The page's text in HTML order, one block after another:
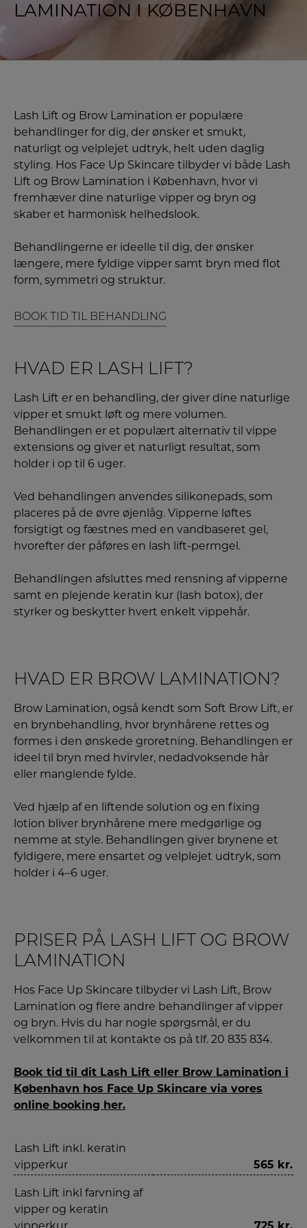
LAMINATION I KØBENHAVN
Lash Lift og Brow Lamination er populære
behandlinger for dig, der ønsker et smukt,
naturligt og velplejet udtryk, helt uden daglig
styling. Hos Face Up Skincare tilbyder vi både Lash
Lift og Brow Lamination i København, hvor vi
fremhæver dine naturlige vipper og bryn og
skaber et harmonisk helhedslook.
Behandlingerne er ideelle til dig, der ønsker
længere, mere fyldige vipper samt bryn med flot
form, symmetri og struktur.
BOOK TID TIL BEHANDLING
HVAD ER LASH LIFT?
Lash Lift er en behandling, der giver dine naturlige
vipper et smukt løft og mere volumen.
Behandlingen er et populært alternativ til vippe
extensions og giver et naturligt resultat, som
holder i op til 6 uger.
Ved behandlingen anvendes silikonepads, som
placeres på de øvre øjenlåg. Vipperne løftes
forsigtigt og fæstnes med en vandbaseret gel,
hvorefter der påføres en lash lift-permgel.
Behandlingen afsluttes med rensning af vipperne
samt en plejende keratin kur (lash botox), der
styrker og beskytter hvert enkelt vippehår.
HVAD ER BROW LAMINATION?
Brow Lamination, også kendt som Soft Brow Lift, er
en brynbehandling, hvor brynhårene rettes og
formes i den ønskede groretning. Behandlingen er
ideel til bryn med hvirvler, nedadvoksende hår
eller manglende fylde.
Ved hjælp af en liftende solution og en fixing
lotion bliver brynhårene mere medgørlige og
nemme at style. Behandlingen giver brynene et
fyldigere, mere ensartet og velplejet udtryk, som
holder i 4–6 uger.
PRISER PÅ LASH LIFT OG BROW
LAMINATION
Hos Face Up Skincare tilbyder vi Lash Lift, Brow
Lamination og flere andre behandlinger af vipper
og bryn. Hvis du har nogle spørgsmål, er du
velkommen til at kontakte os på tlf. 20 835 834.
Book tid til dit Lash Lift eller Brow Lamination i
København hos Face Up Skincare via vores
online booking her.
Lash Lift inkl. keratin
vipperkur
565 kr.
Lash Lift inkl farvning af
vipper og keratin